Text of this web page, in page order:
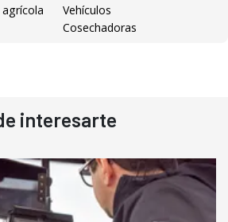
Vehículos
Cosechadoras
interesarte